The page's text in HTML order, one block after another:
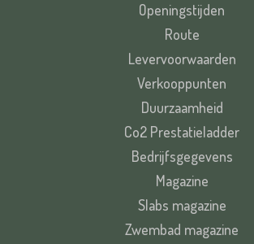
Openingstijden
Route
Levervoorwaarden
Verkooppunten
Duurzaamheid
Co2 Prestatieladder
Bedrijfsgegevens
Magazine
Slabs magazine
Zwembad magazine